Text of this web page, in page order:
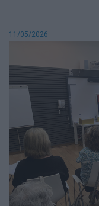
11/05/2026